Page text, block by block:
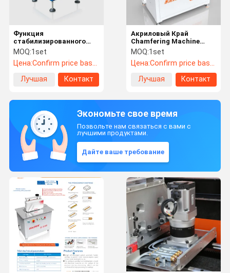
Функция
стабилизированного
станка для скашивания
углов края Multi для
поверхностной отделки
MOQ:1set
Цена:Confirm price based on product
Лучшая
Контакт
Акриловый Край
Chamfering Machine
220V 50HZ 3A
Практический
MOQ:1set
Цена:Confirm price based on product
Лучшая
Контакт
Экономьте свое время
Позвольте нам связаться с вами с
лучшими продуктами.
Дайте ваше требование